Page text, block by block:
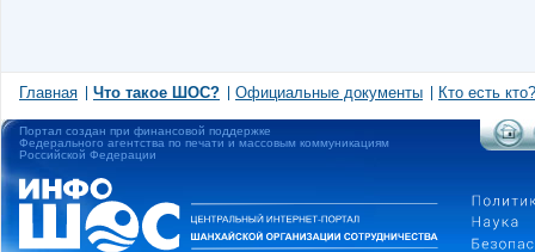
Главная Что такое ШОС? Официальные документы Кто есть кто?
Портал создан при финансовой поддержке
Федерального агентства по печати и массовым коммуникациям
Российской Федерации